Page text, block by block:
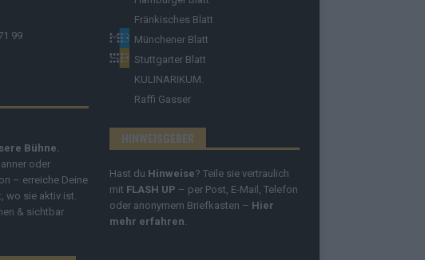
99
Bühne.
oder
– erreiche Deine
wo sie aktiv ist.
& sichtbar
Fränkisches Blatt
Münchener Blatt
Stuttgarter Blatt
KULINARIKUM.
Raffi Gasser
HINWEISGEBER
Hast du Hinweise? Teile sie vertraulich
mit FLASH UP – per Post, E-Mail, Telefon
oder anonymem Briefkasten – Hier
mehr erfahren.